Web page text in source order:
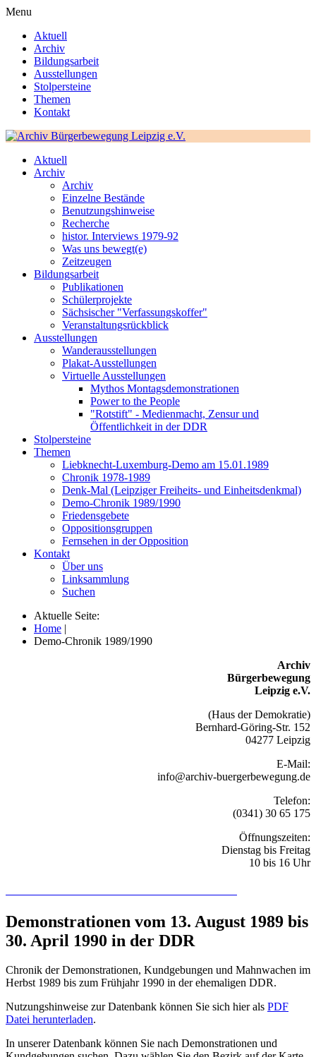
Menu
Aktuell
Archiv
Bildungsarbeit
Ausstellungen
Stolpersteine
Themen
Kontakt
Aktuell
Archiv
Archiv
Einzelne Bestände
Benutzungshinweise
Recherche
histor. Interviews 1979-92
Was uns bewegt(e)
Zeitzeugen
Bildungsarbeit
Publikationen
Schülerprojekte
Sächsischer "Verfassungskoffer"
Veranstaltungsrückblick
Ausstellungen
Wanderausstellungen
Plakat-Ausstellungen
Virtuelle Ausstellungen
Mythos Montagsdemonstrationen
Power to the People
"Rotstift" - Medienmacht, Zensur und
Öffentlichkeit in der DDR
Stolpersteine
Themen
Liebknecht-Luxemburg-Demo am 15.01.1989
Chronik 1978-1989
Denk-Mal (Leipziger Freiheits- und Einheitsdenkmal)
Demo-Chronik 1989/1990
Friedensgebete
Oppositionsgruppen
Fernsehen in der Opposition
Kontakt
Über uns
Linksammlung
Suchen
Aktuelle Seite:
Home |
Demo-Chronik 1989/1990
Archiv
Bürgerbewegung
Leipzig e.V.
(Haus der Demokratie)
Bernhard-Göring-Str. 152
04277 Leipzig
E-Mail:
info@archiv-buergerbewegung.de
Telefon:
(0341) 30 65 175
Öffnungszeiten:
Dienstag bis Freitag
10 bis 16 Uhr
Demonstrationen vom 13. August 1989 bis
30. April 1990 in der DDR
Chronik der Demonstrationen, Kundgebungen und Mahnwachen im
Herbst 1989 bis zum Frühjahr 1990 in der ehemaligen DDR.
Nutzungshinweise zur Datenbank können Sie sich hier als PDF
Datei herunterladen.
In unserer Datenbank können Sie nach Demonstrationen und